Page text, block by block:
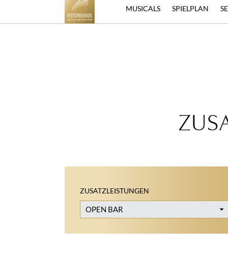
MAGISCHE EINBLICKE IN UNSER FESTSPIELHAUS – TRAILER
ZUSATZLEISTUNGEN